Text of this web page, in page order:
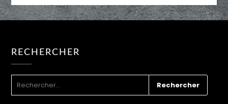
RECHERCHER